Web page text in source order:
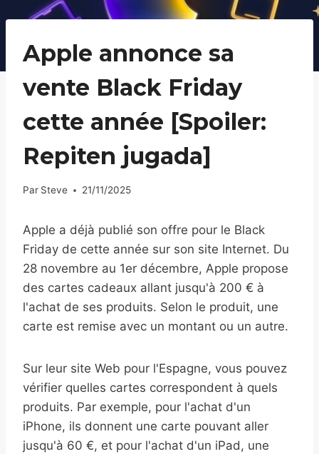
Apple annonce sa
vente Black Friday
cette année [Spoiler:
Repiten jugada]
Par Steve 21/11/2025
Apple a déjà publié son offre pour le Black
Friday de cette année sur son site Internet. Du
28 novembre au 1er décembre, Apple propose
des cartes cadeaux allant jusqu'à 200 € à
l'achat de ses produits. Selon le produit, une
carte est remise avec un montant ou un autre.
Sur leur site Web pour l'Espagne, vous pouvez
vérifier quelles cartes correspondent à quels
produits. Par exemple, pour l'achat d'un
iPhone, ils donnent une carte pouvant aller
jusqu'à 60 €, et pour l'achat d'un iPad, une